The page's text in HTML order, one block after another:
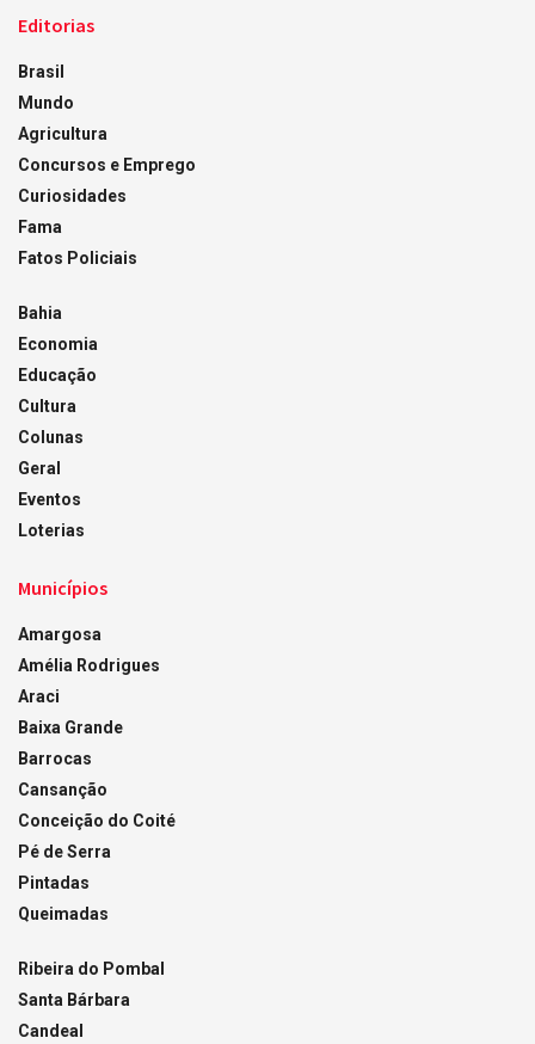
Editorias
Brasil
Mundo
Agricultura
Concursos e Emprego
Curiosidades
Fama
Fatos Policiais
Bahia
Economia
Educação
Cultura
Colunas
Geral
Eventos
Loterias
Municípios
Amargosa
Amélia Rodrigues
Araci
Baixa Grande
Barrocas
Cansanção
Conceição do Coité
Pé de Serra
Pintadas
Queimadas
Ribeira do Pombal
Santa Bárbara
Candeal